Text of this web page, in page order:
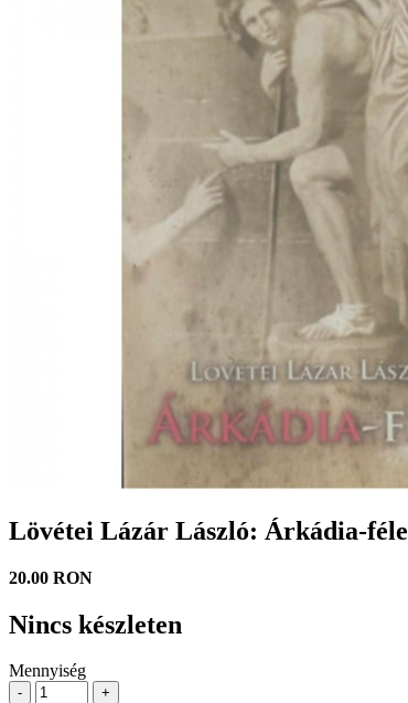
Lövétei Lázár László: Árkádia-féle
20.00 RON
Nincs készleten
Mennyiség
- +